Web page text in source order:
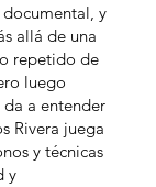
y
allá de una
repetido de
luego
a entender
Rivera juega
y técnicas
y